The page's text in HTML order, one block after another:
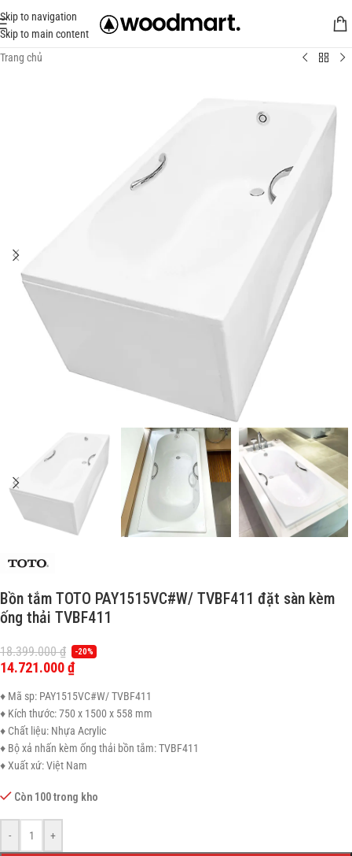
Skip to navigation
Skip to main content
Trang chủ
Bồn tắm TOTO PAY1515VC#W/ TVBF411 đặt sàn kèm
ống thải TVBF411
18.399.000₫ -20%
14.721.000₫
♦ Mã sp: PAY1515VC#W/ TVBF411
♦ Kích thước: 750 x 1500 x 558 mm
♦ Chất liệu: Nhựa Acrylic
♦ Bộ xả nhấn kèm ống thải bồn tắm: TVBF411
♦ Xuất xứ: Việt Nam
Còn 100 trong kho
- +